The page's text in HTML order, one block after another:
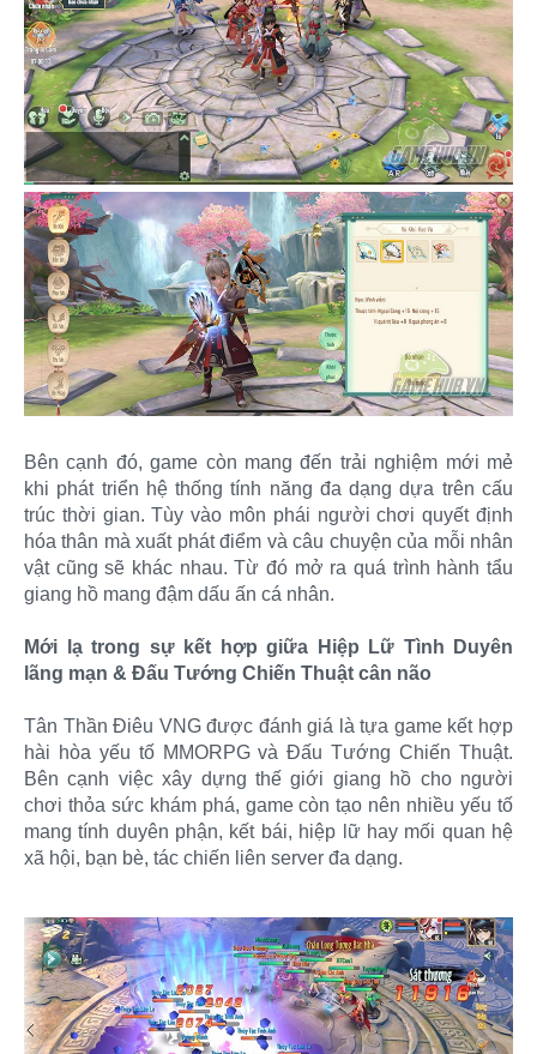
Bên cạnh đó, game còn mang đến trải nghiệm mới mẻ
khi phát triển hệ thống tính năng đa dạng dựa trên cấu
trúc thời gian. Tùy vào môn phái người chơi quyết định
hóa thân mà xuất phát điểm và câu chuyện của mỗi nhân
vật cũng sẽ khác nhau. Từ đó mở ra quá trình hành tẩu
giang hồ mang đậm dấu ấn cá nhân.
Mới lạ trong sự kết hợp giữa Hiệp Lữ Tình Duyên
lãng mạn & Đấu Tướng Chiến Thuật cân não
Tân Thần Điêu VNG được đánh giá là tựa game kết hợp
hài hòa yếu tố MMORPG và Đấu Tướng Chiến Thuật.
Bên cạnh việc xây dựng thế giới giang hồ cho người
chơi thỏa sức khám phá, game còn tạo nên nhiều yếu tố
mang tính duyên phận, kết bái, hiệp lữ hay mối quan hệ
xã hội, bạn bè, tác chiến liên server đa dạng.